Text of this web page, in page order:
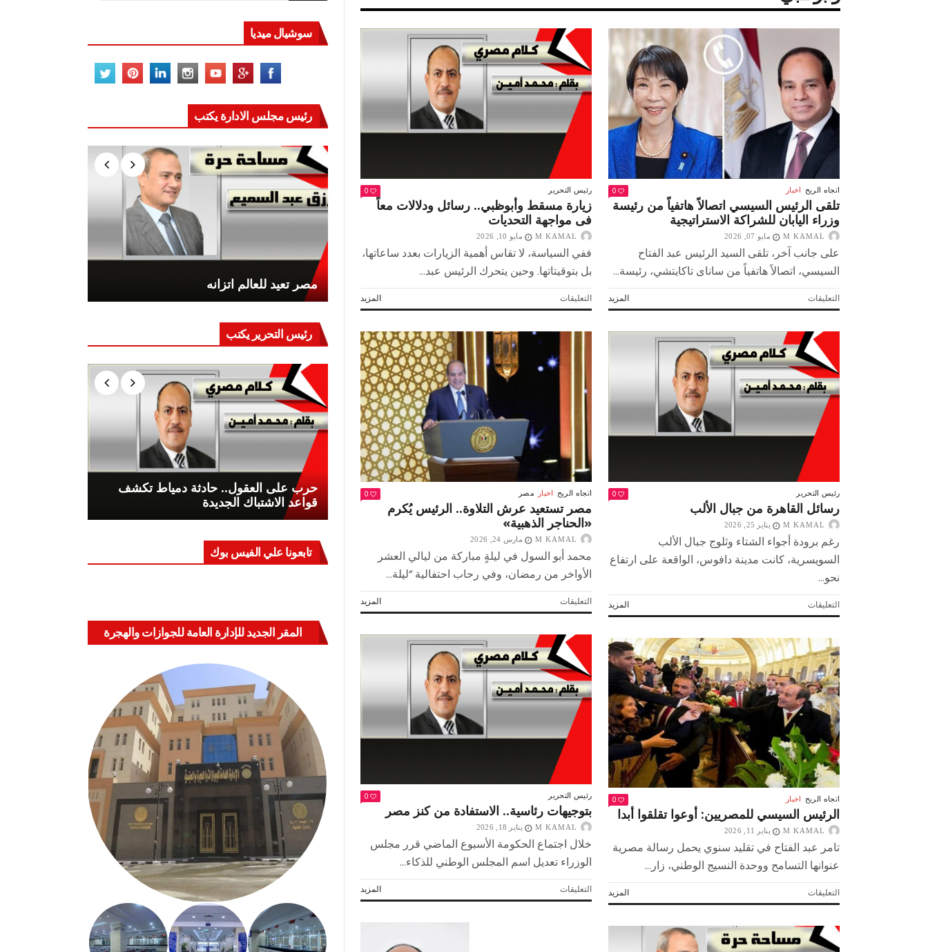
رئيس التحرير 0
زيارة مسقط وأبوظبي.. رسائل ودلالات معاً
فى مواجهة التحديات
M KAMAL مايو 10, 2026
ففي السياسة، لا تقاس أهمية الزيارات بعدد ساعاتها،
بل بتوقيتاتها. وحين يتحرك الرئيس عبد...
المزيد التعليقاتعلى
زيارة
وأبوظبي..
ودلالات
مغلقة
اتجاه الريح اخبار 0
تلقى الرئيس السيسي اتصالاً هاتفياً من رئيسة
وزراء اليابان للشراكة الاستراتيجية
M KAMAL مايو 07, 2026
على جانب آخر، تلقى السيد الرئيس عبد الفتاح
السيسي، اتصالاً هاتفياً من ساناى تاكايتشي، رئيسة...
المزيد التعليقاتعلى
تلقى
السيسي
اتصالاً
هاتفياً
من
رئيسة
مغلقة
اتجاه الريح اخبار مصر 0
مصر تستعيد عرش التلاوة.. الرئيس يُكرم
«الحناجر الذهبية»
M KAMAL مارس 24, 2026
محمد أبو السول في ليلةٍ مباركة من ليالي العشر
الأواخر من رمضان، وفي رحاب احتفالية “ليلة...
المزيد التعليقاتعلى
مصر
عرش
التلاوة..
الرئيس
يُكرم
«الحناجر
رئيس التحرير 0
رسائل القاهرة من جبال الألب
M KAMAL يناير 25, 2026
رغم برودة أجواء الشتاء وثلوج جبال الألب
السويسرية، كانت مدينة دافوس، الواقعة على ارتفاع
نحو...
المزيد التعليقاتعلى
رسائل
من
جبال
الألب
مغلقة
رئيس التحرير 0
بتوجيهات رئاسية.. الاستفادة من كنز مصر
M KAMAL يناير 18, 2026
خلال اجتماع الحكومة الأسبوع الماضي قرر مجلس
الوزراء تعديل اسم المجلس الوطني للذكاء...
المزيد التعليقاتعلى
بتوجيهات
اتجاه الريح اخبار 0
الرئيس السيسي للمصريين: أوعوا تقلقوا أبدا
M KAMAL يناير 11, 2026
تامر عبد الفتاح في تقليد سنوي يحمل رسالة مصرية
عنوانها التسامح ووحدة النسيج الوطني، زار...
المزيد التعليقاتعلى
الرئيس
للمصريين:
أوعوا
سوشيال ميديا
رئيس مجلس الادارة يكتب
مصر تعيد للعالم اتزانه أكتوبر «النصر» و«المجلة» التشجيع «أخلاق» وليس «تحفيل»
رئيس التحرير يكتب
حرب على العقول.. حادثة دمياط تكشف
قواعد الاشتباك الجديدة
كيف تحمي مصر ثرواتها في الجنوب؟
معركة لا تُرى.. وحراس لا ينامون
جهاز مستقبل مصر نموذجا.. لماذا تُنشئ
الدول كيانات تنموية عملاقة؟
تابعونا علي الفيس بوك
المقر الجديد للإدارة العامة للجوازات والهجرة